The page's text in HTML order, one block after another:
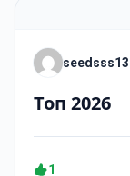
seedsss13
Топ 2026
1